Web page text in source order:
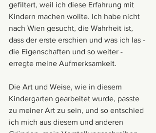
gefiltert, weil ich diese Erfahrung mit
Kindern machen wollte. Ich habe nicht
nach Wien gesucht, die Wahrheit ist,
dass der erste erschien und was ich las -
die Eigenschaften und so weiter -
erregte meine Aufmerksamkeit.
Die Art und Weise, wie in diesem
Kindergarten gearbeitet wurde, passte
zu meiner Art zu sein, und so entschied
ich mich aus diesem und anderen